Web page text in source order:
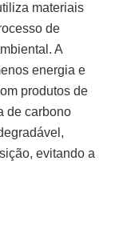
materiais
de
A
energia e
produtos de
de carbono
evitando a